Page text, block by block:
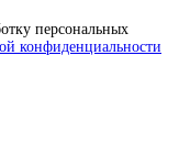
персональных
конфиденциальности